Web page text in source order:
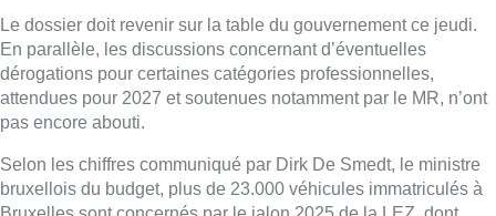
Le dossier doit revenir sur la table du gouvernement ce jeudi.
En parallèle, les discussions concernant d’éventuelles
dérogations pour certaines catégories professionnelles,
attendues pour 2027 et soutenues notamment par le MR, n’ont
pas encore abouti.
Selon les chiffres communiqué par Dirk De Smedt, le ministre
bruxellois du budget, plus de 23.000 véhicules immatriculés à